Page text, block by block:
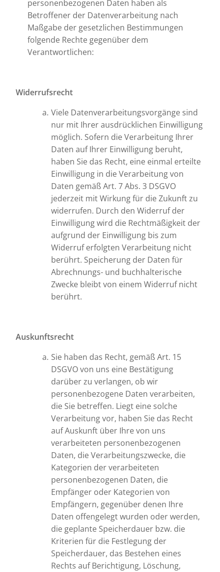
personenbezogenen Daten haben als
Betroffener der Datenverarbeitung nach
Maßgabe der gesetzlichen Bestimmungen
folgende Rechte gegenüber dem
Verantwortlichen:
Widerrufsrecht
Viele Datenverarbeitungsvorgänge sind
nur mit Ihrer ausdrücklichen Einwilligung
möglich. Sofern die Verarbeitung Ihrer
Daten auf Ihrer Einwilligung beruht,
haben Sie das Recht, eine einmal erteilte
Einwilligung in die Verarbeitung von
Daten gemäß Art. 7 Abs. 3 DSGVO
jederzeit mit Wirkung für die Zukunft zu
widerrufen. Durch den Widerruf der
Einwilligung wird die Rechtmäßigkeit der
aufgrund der Einwilligung bis zum
Widerruf erfolgten Verarbeitung nicht
berührt. Speicherung der Daten für
Abrechnungs- und buchhalterische
Zwecke bleibt von einem Widerruf nicht
berührt.
Auskunftsrecht
Sie haben das Recht, gemäß Art. 15
DSGVO von uns eine Bestätigung
darüber zu verlangen, ob wir
personenbezogene Daten verarbeiten,
die Sie betreffen. Liegt eine solche
Verarbeitung vor, haben Sie das Recht
auf Auskunft über Ihre von uns
verarbeiteten personenbezogenen
Daten, die Verarbeitungszwecke, die
Kategorien der verarbeiteten
personenbezogenen Daten, die
Empfänger oder Kategorien von
Empfängern, gegenüber denen Ihre
Daten offengelegt wurden oder werden,
die geplante Speicherdauer bzw. die
Kriterien für die Festlegung der
Speicherdauer, das Bestehen eines
Rechts auf Berichtigung, Löschung,